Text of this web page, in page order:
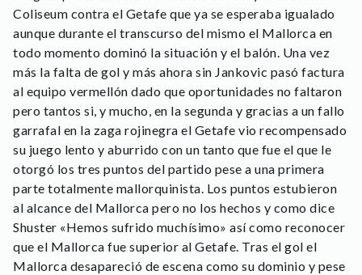
Coliseum contra el Getafe que ya se esperaba igualado
aunque durante el transcurso del mismo el Mallorca en
todo momento dominó la situación y el balón. Una vez
más la falta de gol y más ahora sin Jankovic pasó factura
al equipo vermellón dado que oportunidades no faltaron
pero tantos si, y mucho, en la segunda y gracias a un fallo
garrafal en la zaga rojinegra el Getafe vio recompensado
su juego lento y aburrido con un tanto que fue el que le
otorgó los tres puntos del partido pese a una primera
parte totalmente mallorquinista. Los puntos estubieron
al alcance del Mallorca pero no los hechos y como dice
Shuster «Hemos sufrido muchísimo» así como reconocer
que el Mallorca fue superior al Getafe. Tras el gol el
Mallorca desapareció de escena como su dominio y pese